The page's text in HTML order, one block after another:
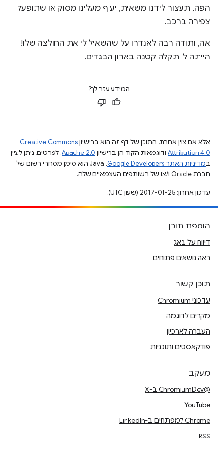
הפה, תעצור לידנו משאית, יעוף מעלינו מסוק או שתופעל
צפירה ברכב.
אה, ותודה רבה לאנדרו על שהשאיל לי את החולצה שלו!
הייתה לי תקלה קטנה בארון הבגדים.
המידע עזר לך?
אלא אם צוין אחרת, התוכן של דף זה הוא ברישיוןCreative Commons
Attribution 4.0 ודוגמאות הקוד הן ברישיון Apache 2.0. לפרטים, ניתן לעיין
במדיניות האתר Google Developers‏
.‏ Java הוא סימן מסחרי רשום של
חברת Oracle ו/או של השותפים העצמאיים שלה.
עדכון אחרון: 2017-01-25 (שעון UTC).
הוספת תוכן
דיווח על באג
ראה נושאים פתוחים
תוכן קשור
עדכוני Chromium
מקרים לדוגמה
העברה לארכיון
פודקאסטים ותוכניות
מעקב
@ChromiumDev ב-X
YouTube
Chrome למפתחים ב-LinkedIn
RSS